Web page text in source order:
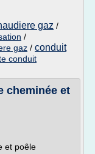
gaz /
/
gaz / conduit
conduit
cheminée et
et poêle